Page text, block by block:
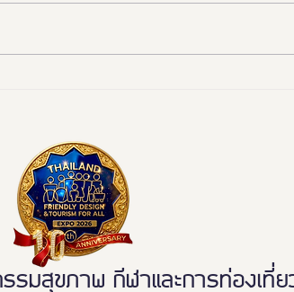
มสุขภาพ กีฬาและการท่องเที่ย